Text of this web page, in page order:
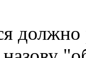
должно